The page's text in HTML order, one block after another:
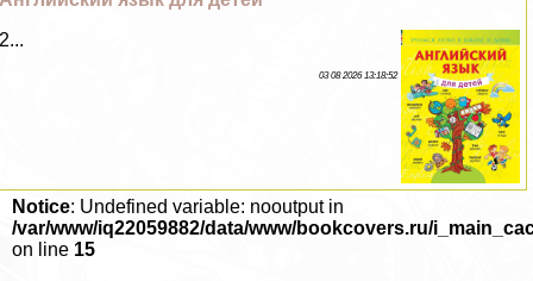
2...
03 08 2026 13:18:52
Notice: Undefined variable: nooutput in
/var/www/iq22059882/data/www/bookcovers.ru/
on line 15